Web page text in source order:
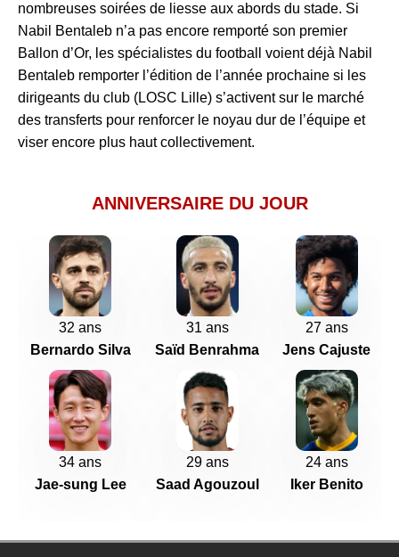
nombreuses soirées de liesse aux abords du stade. Si
Nabil Bentaleb n’a pas encore remporté son premier
Ballon d’Or, les spécialistes du football voient déjà Nabil
Bentaleb remporter l’édition de l’année prochaine si les
dirigeants du club (LOSC Lille) s’activent sur le marché
des transferts pour renforcer le noyau dur de l’équipe et
viser encore plus haut collectivement.
ANNIVERSAIRE DU JOUR
32 ans 31 ans
27 ans
Bernardo Silva
Saïd Benrahma Jens Cajuste
34 ans 29 ans
24 ans
Jae-sung Lee
Saad Agouzoul Iker Benito